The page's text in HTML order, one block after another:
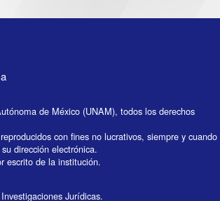
de México (UNAM), todos los derechos
con fines no lucrativos, siempre y cuando
dirección electrónica.
escrito de la institución.
Jurídicas.